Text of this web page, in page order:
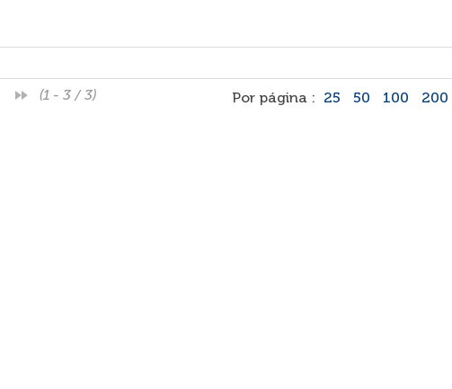
(1 - 3 / 3) Por página : 25 50 100 200